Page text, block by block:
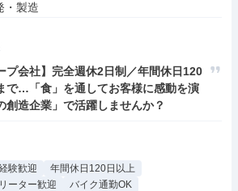
・製造
プ会社】完全週休2日制／年間休日120
で…「食」を通してお客様に感動を演
創造企業」で活躍しませんか？
験歓迎
年間休日120日以上
ーター歓迎
バイク通勤OK